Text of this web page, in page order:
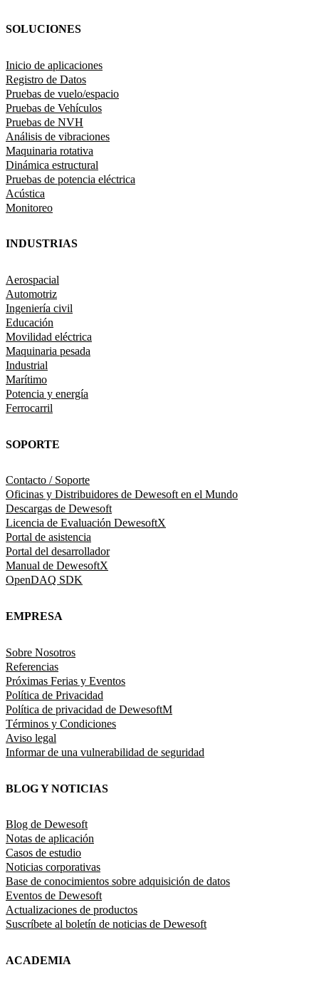
SOLUCIONES
Inicio de aplicaciones
Registro de Datos
Pruebas de vuelo/espacio
Pruebas de Vehículos
Pruebas de NVH
Análisis de vibraciones
Maquinaria rotativa
Dinámica estructural
Pruebas de potencia eléctrica
Acústica
Monitoreo
INDUSTRIAS
Aerospacial
Automotriz
Ingeniería civil
Educación
Movilidad eléctrica
Maquinaria pesada
Industrial
Marítimo
Potencia y energía
Ferrocarril
SOPORTE
Contacto / Soporte
Oficinas y Distribuidores de Dewesoft en el Mundo
Descargas de Dewesoft
Licencia de Evaluación DewesoftX
Portal de asistencia
Portal del desarrollador
Manual de DewesoftX
OpenDAQ SDK
EMPRESA
Sobre Nosotros
Referencias
Próximas Ferias y Eventos
Política de Privacidad
Política de privacidad de DewesoftM
Términos y Condiciones
Aviso legal
Informar de una vulnerabilidad de seguridad
BLOG Y NOTICIAS
Blog de Dewesoft
Notas de aplicación
Casos de estudio
Noticias corporativas
Base de conocimientos sobre adquisición de datos
Eventos de Dewesoft
Actualizaciones de productos
Suscríbete al boletín de noticias de Dewesoft
ACADEMIA